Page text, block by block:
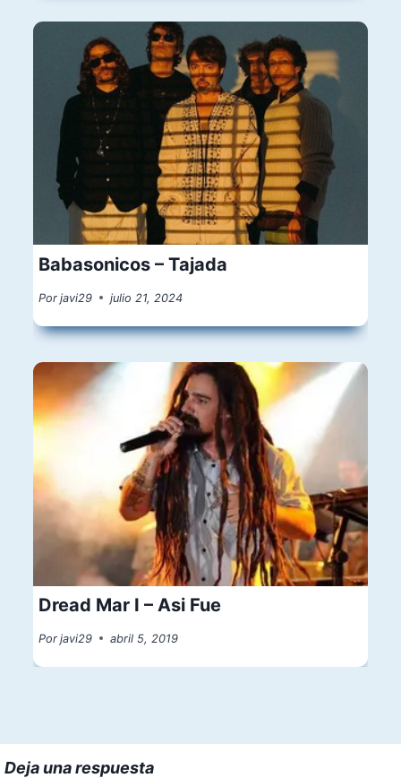
Babasonicos – Tajada
Por javi29 julio 21, 2024
Dread Mar I – Asi Fue
Por javi29 abril 5, 2019
Deja una respuesta